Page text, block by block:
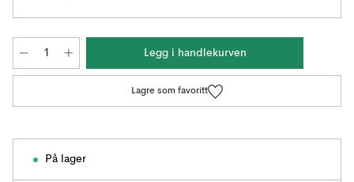
Legg i handlekurven
Lagre som favoritt
På lager